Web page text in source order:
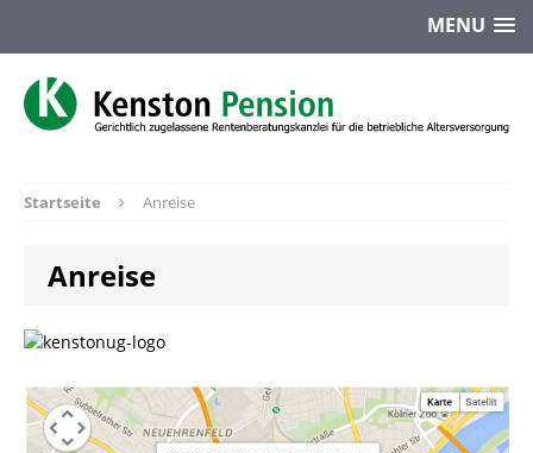
MENU
Startseite Anreise
Anreise